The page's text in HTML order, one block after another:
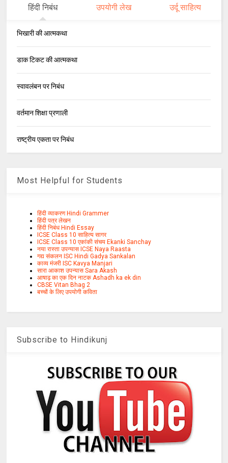
हिंदी निबंध उपयोगी लेख उर्दू साहित्य
भिखारी की आत्मकथा
डाक टिकट की आत्मकथा
स्वावलंबन पर निबंध
वर्तमान शिक्षा प्रणाली
राष्ट्रीय एकता पर निबंध
Most Helpful for Students
हिंदी व्याकरण Hindi Grammer
हिंदी पत्र लेखन
हिंदी निबंध Hindi Essay
ICSE Class 10 साहित्य सागर
ICSE Class 10 एकांकी संचय Ekanki Sanchay
नया रास्ता उपन्यास ICSE Naya Raasta
गद्य संकलन ISC Hindi Gadya Sankalan
काव्य मंजरी ISC Kavya Manjari
सारा आकाश उपन्यास Sara Akash
आषाढ़ का एक दिन नाटक Ashadh ka ek din
CBSE Vitan Bhag 2
बच्चों के लिए उपयोगी कविता
Subscribe to Hindikunj